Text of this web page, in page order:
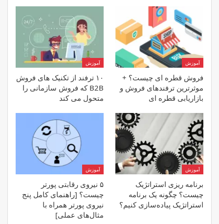
آموزش
فروش قطره ای چیست؟ +
موثرترین ترفندهای فروش و
بازاریابی قطره ای
آموزش
۱۰ ترفند از تکنیک های فروش
B2B که فروش سازمانی را
متحول می کند
آموزش
برنامه ریزی استراتژیک
چیست؟ چگونه یک برنامه
استراتژیک پیاده‌سازی کنیم؟
آموزش
۵ نیروی رقابتی پورتر
چیست؟ [راهنمای کامل پنج
نیروی پورتر همراه با
مثال‌های عملی]